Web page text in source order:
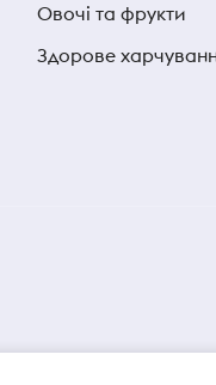
Овочі та фрукти
Здорове